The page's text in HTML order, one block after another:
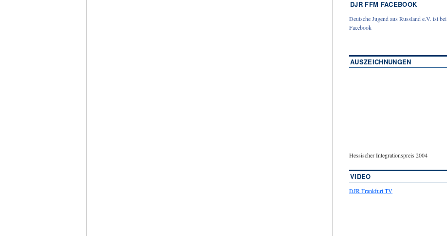
DJR FFM FACEBOOK
Deutsche Jugend aus Russland e.V. ist bei
Facebook
AUSZEICHNUNGEN
Hessischer Integrationspreis 2004
VIDEO
DJR Frankfurt TV